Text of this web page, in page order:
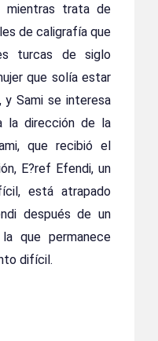
mientras trata de
de caligrafía que
turcas de siglo
que solía estar
y Sami se interesa
la dirección de la
que recibió el
E?ref Efendi, un
está atrapado
después de un
que permanece
difícil.